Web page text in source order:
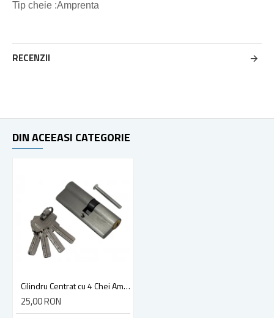
Tip cheie :Amprenta
RECENZII
DIN ACEEASI CATEGORIE
Cilindru Centrat cu 4 Chei Amprenta, Everpower MS-CZ80, 80mm
25,00 RON